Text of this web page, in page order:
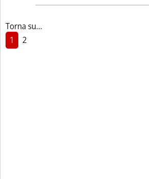
Torna su...
1
2